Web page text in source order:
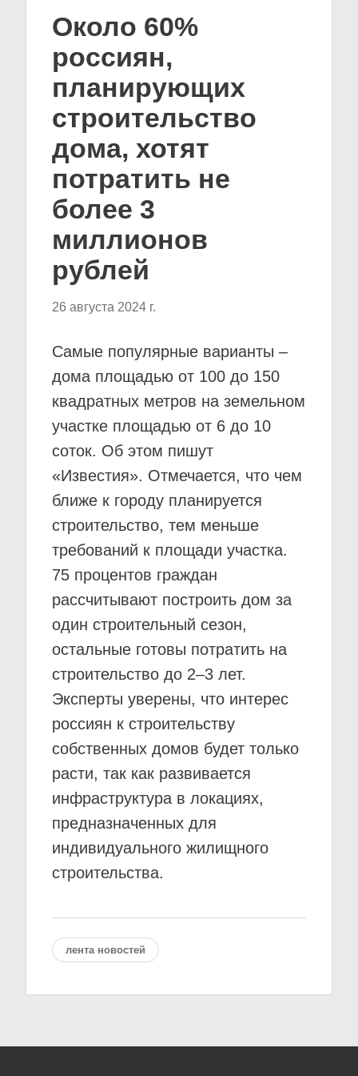
Около 60%
россиян,
планирующих
строительство
дома, хотят
потратить не
более 3
миллионов
рублей
26 августа 2024 г.
Самые популярные варианты –
дома площадью от 100 до 150
квадратных метров на земельном
участке площадью от 6 до 10
соток. Об этом пишут
«Известия». Отмечается, что чем
ближе к городу планируется
строительство, тем меньше
требований к площади участка.
75 процентов граждан
рассчитывают построить дом за
один строительный сезон,
остальные готовы потратить на
строительство до 2–3 лет.
Эксперты уверены, что интерес
россиян к строительству
собственных домов будет только
расти, так как развивается
инфраструктура в локациях,
предназначенных для
индивидуального жилищного
строительства.
лента новостей